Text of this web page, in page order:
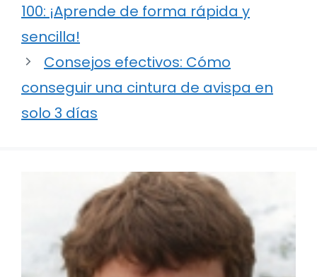
100: ¡Aprende de forma rápida y
sencilla!
Consejos efectivos: Cómo
conseguir una cintura de avispa en
solo 3 días